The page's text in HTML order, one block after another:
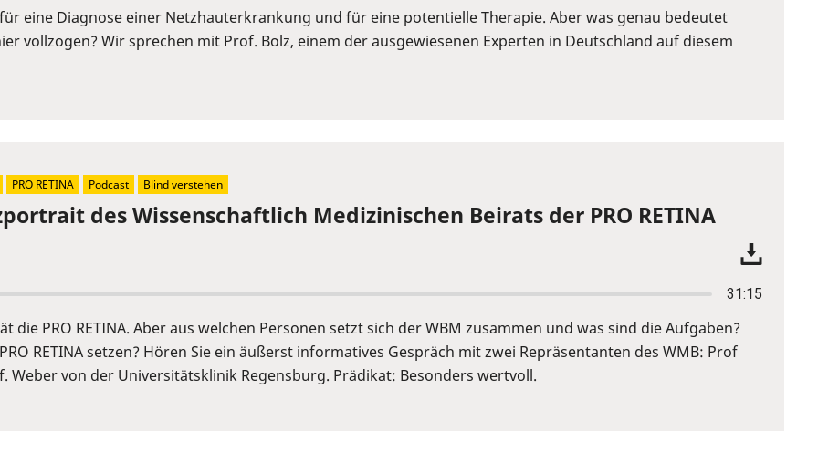
eine Diagnose einer Netzhauterkrankung und für eine potentielle Therapie. Aber was genau bedeutet
vollzogen? Wir sprechen mit Prof. Bolz, einem der ausgewiesenen Experten in Deutschland auf diesem
des Wissenschaftlich Medizinischen Beirats der PRO RETINA
31:15
die PRO RETINA. Aber aus welchen Personen setzt sich der WBM zusammen und was sind die Aufgaben?
RETINA setzen? Hören Sie ein äußerst informatives Gespräch mit zwei Repräsentanten des WMB: Prof
Weber von der Universitätsklinik Regensburg. Prädikat: Besonders wertvoll.
PRO RETINA Podcast Blind verstehen